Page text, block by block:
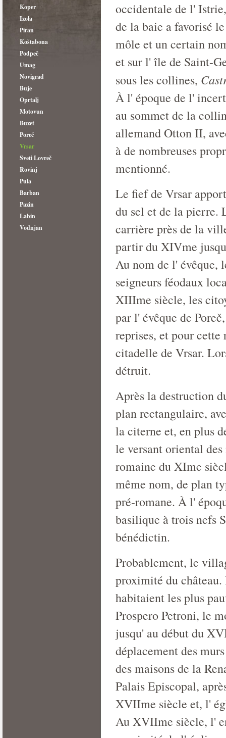
Koper
Izola
Piran
Koštabona
Podpeč
Umag
Novigrad
Buje
Oprtalj
Motovun
Buzet
Poreč
Vrsar
Sveti Lovreč
Rovinj
Pula
Barban
Pazin
Labin
Vodnjan
occidentale de l'
de la baie a favorisé
môle et un certain
et sur l' île de Saint-
sous les collines,
À l' époque de l'
au sommet de la
allemand Otton II,
à de nombreuses
mentionné.
Le fief de Vrsar
du sel et de la pierre.
carrière près de la
partir du XIVme
Au nom de l' évêque,
seigneurs féodaux
XIIIme siècle, les
par l' évêque de
reprises, et pour
citadelle de Vrsar.
détruit.
Après la destruction
plan rectangulaire,
la citerne et, en plus
le versant oriental
romaine du XIme
même nom, de plan
pré-romane. À l'
basilique à trois nefs
bénédictin.
Probablement, le
proximité du château.
habitaient les plus
Prospero Petroni, le
jusqu' au début du
déplacement des
des maisons de la
Palais Episcopal,
XVIIme siècle et, l'
Au XVIIme siècle, l'